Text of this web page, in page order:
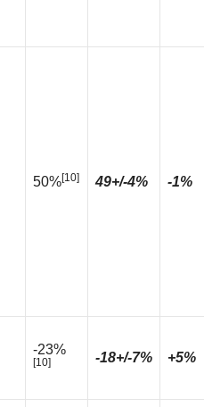
50%[10] 49+/-4% -1%
-23%
[10] -18+/-7% +5%